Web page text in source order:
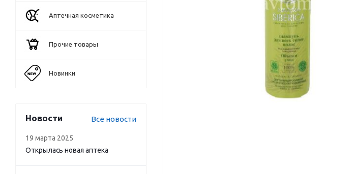
Аптечная косметика
Прочие товары
Новинки
Новости Все новости
19 марта 2025
Открылась новая аптека